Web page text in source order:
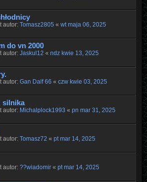
autor: Tomasz2805 « wt maja 06, 2025
do vn 2000
autor: Jaskul12 « ndz kwie 13, 2025
autor: Gan Dalf 66 « czw kwie 03, 2025
silnika
autor: Michalplock1993 « pn mar 31, 2025
autor: Tomasz72 « pt mar 14, 2025
autor: ??wiadomir« pt mar 14, 2025